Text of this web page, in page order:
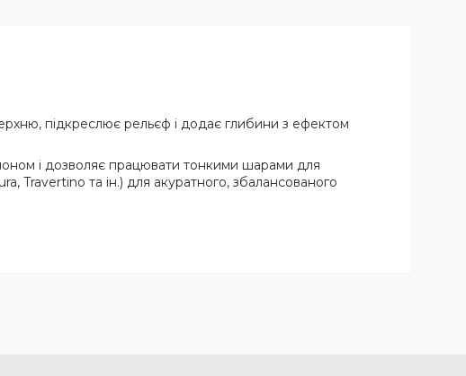
підкреслює рельєф і додає глибини з ефектом
і дозволяє працювати тонкими шарами для
Travertino та ін.) для акуратного, збалансованого